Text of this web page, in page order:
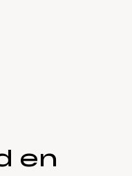
en